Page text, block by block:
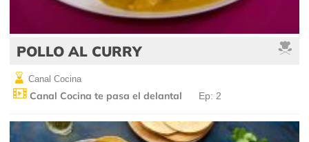
POLLO AL CURRY
Canal Cocina
Canal Cocina te pasa el delantal Ep: 2